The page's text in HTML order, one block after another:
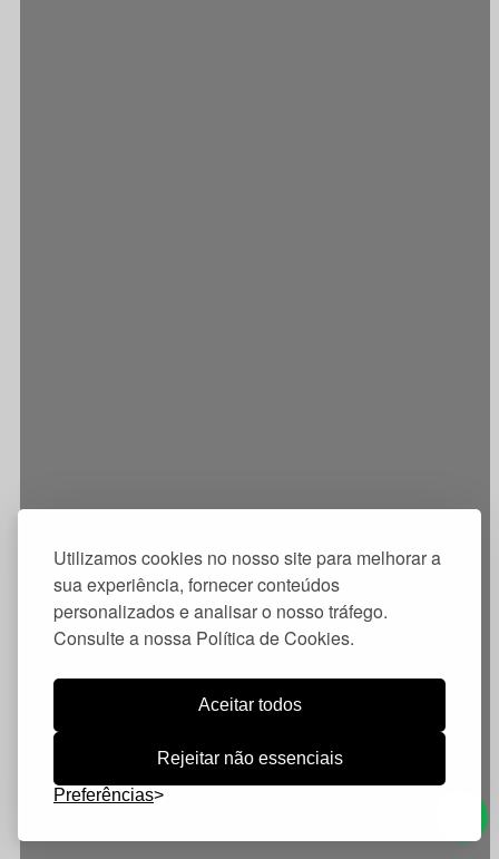
Utilizamos cookies no nosso site para melhorar a
sua experiência, fornecer conteúdos
personalizados e analisar o nosso tráfego.
Consulte a nossa Política de Cookies.
Aceitar todos
Rejeitar não essenciais
Preferências